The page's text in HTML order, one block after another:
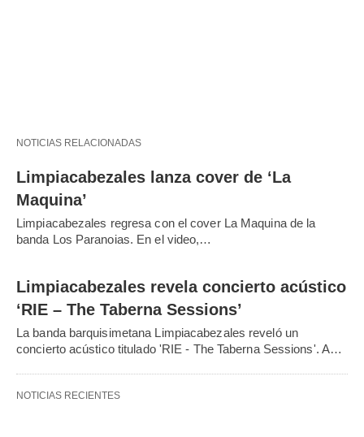
NOTICIAS RELACIONADAS
Limpiacabezales lanza cover de ‘La
Maquina’
Limpiacabezales regresa con el cover La Maquina de la
banda Los Paranoias. En el video,…
Limpiacabezales revela concierto acústico
‘RIE – The Taberna Sessions’
La banda barquisimetana Limpiacabezales reveló un
concierto acústico titulado 'RIE - The Taberna Sessions'. A…
NOTICIAS RECIENTES